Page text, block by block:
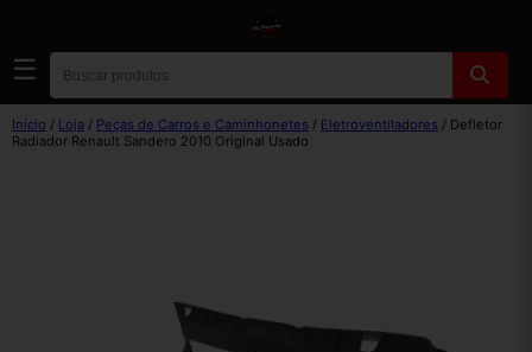
☰
Início / Loja / Peças de Carros e Caminhonetes / Eletroventiladores / Defletor
Radiador Renault Sandero 2010 Original Usado